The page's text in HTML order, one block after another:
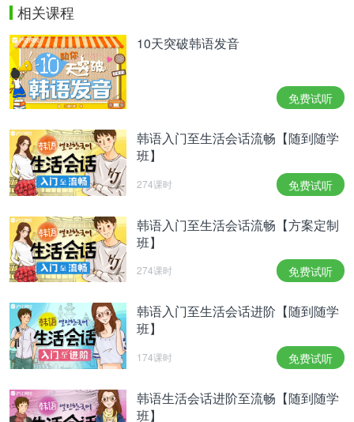
칼슘과 철분 성분이 아이들의 뼈를 튼튼하게 해 주며
여성들에게는 피부를 탄력 있
게 합니다.. 구리도 함유되어 있기 때문에 빈혈에도
좋고 타우린이 많아 콜레스테롤을 개선시켜 혈압 저
하 작용에 도움이 된다고 해요.
10月应季食物中还有被称为“海底牛奶”的牡蛎，它也
是卡萨诺瓦很喜欢吃的健康食品。富含钙、锌和无机
物，有助于男性健康。其中钙、铁成分可促进儿童骨
骼发育。而对女性来说可以增加皮肤弹性，改善气
色……因为牡蛎中还含有铜，对贫血也有好处。牛磺
酸成分多，有助于改善胆固醇，降低血压。
굴 고르는 법
挑选牡蛎的方法
굴은 알이 굵으면서 테두리의 검은색이 선명한 것이
는 것이 신선하다고 해요.
牡蛎体大肥实，裙边乌黑明显，透着牛奶光泽，肥美
有弹力的是新鲜的。
주자【名词】选手
相关课程
10天突破韩语发音
免费试听
韩语入门至生活会话流畅【随到随学
班】
274课时 免费试听
韩语入门至生活会话流畅【方案定制
班】
274课时 免费试听
韩语入门至生活会话进阶【随到随学
班】
174课时 免费试听
韩语生活会话进阶至流畅【随到随学
班】